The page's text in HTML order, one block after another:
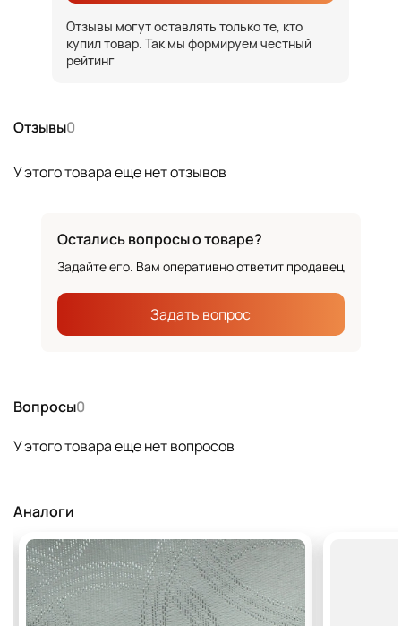
Отзывы0
У этого товара еще нет отзывов
Отзывы могут оставлять только те, кто
купил товар. Так мы формируем честный
рейтинг
Вопросы0
У этого товара еще нет вопросов
Остались вопросы о товаре?
Задайте его. Вам оперативно ответит продавец
Задать вопрос
Аналоги